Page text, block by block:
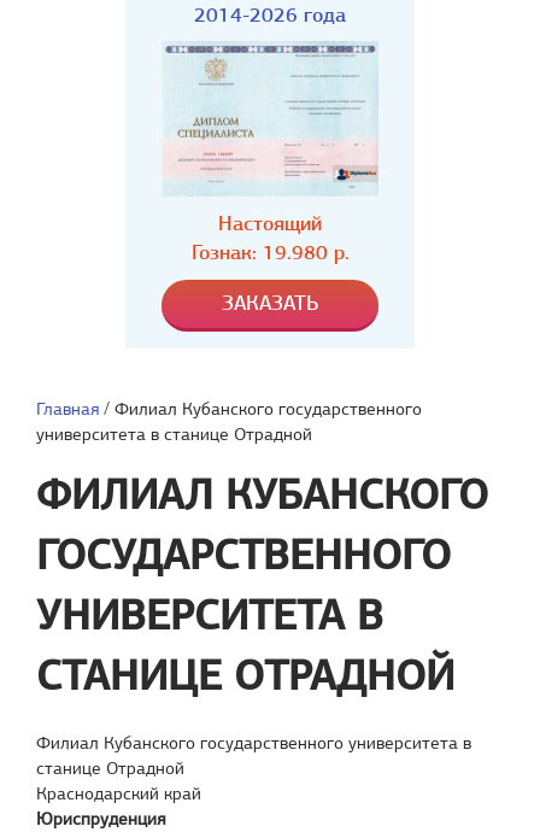
2014-2026 года
Настоящий
Гознак: 19.980 р.
Главная / Филиал Кубанского государственного
университета в станице Отрадной
ФИЛИАЛ КУБАНСКОГО
ГОСУДАРСТВЕННОГО
УНИВЕРСИТЕТА В
СТАНИЦЕ ОТРАДНОЙ
Филиал Кубанского государственного университета в
станице Отрадной
Краснодарский край
Юриспруденция